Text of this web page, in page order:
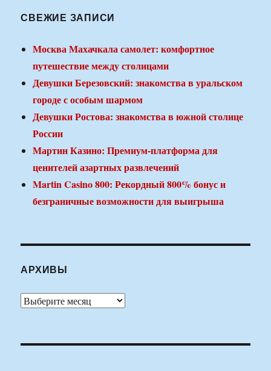
СВЕЖИЕ ЗАПИСИ
Москва Махачкала самолет: комфортное
путешествие между столицами
Девушки Березовский: знакомства в уральском
городе с особым шармом
Девушки Ростова: знакомства в южной столице
России
Мартин Казино: Премиум-платформа для
ценителей азартных развлечений
Martin Casino 800: Рекордный 800% бонус и
безграничные возможности для выигрыша
АРХИВЫ
Архивы